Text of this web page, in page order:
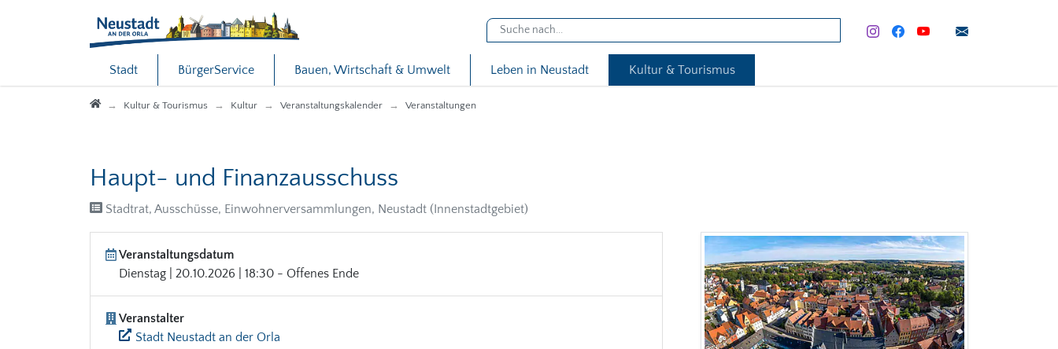
Stadt BürgerService Bauen, Wirtschaft & Umwelt Leben in Neustadt Kultur & Tourismus
StartseiteKultur & Tourismus Kultur Veranstaltungskalender Veranstaltungen
Haupt- und Finanzausschuss
Stadtrat, Ausschüsse, Einwohnerversammlungen, Neustadt (Innenstadtgebiet)
Veranstaltungsdatum
Dienstag | 20.10.2026 | 18:30 - Offenes Ende
Veranstalter
Stadt Neustadt an der Orla